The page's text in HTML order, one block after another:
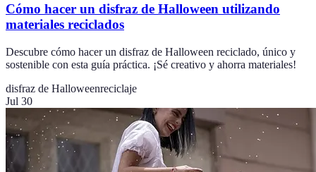
Cómo hacer un disfraz de Halloween utilizando
materiales reciclados
Descubre cómo hacer un disfraz de Halloween reciclado, único y
sostenible con esta guía práctica. ¡Sé creativo y ahorra materiales!
disfraz de Halloweenreciclaje
Jul 30